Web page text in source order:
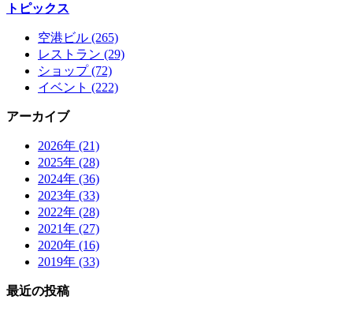
トピックス
空港ビル (265)
レストラン (29)
ショップ (72)
イベント (222)
アーカイブ
2026年 (21)
2025年 (28)
2024年 (36)
2023年 (33)
2022年 (28)
2021年 (27)
2020年 (16)
2019年 (33)
最近の投稿